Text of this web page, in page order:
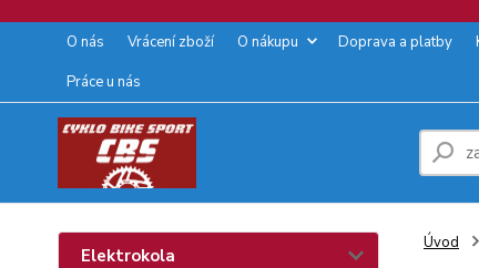
O nás Vrácení zboží O nákupu Doprava a platby
Práce u nás
Elektrokola
Úvod